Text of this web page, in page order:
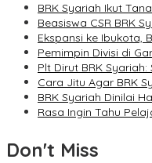
BRK Syariah Ikut
Beasiswa CSR BRK
Ekspansi ke Ibukota,
Pemimpin Divisi di
Plt Dirut BRK
Cara Jitu Agar BRK
BRK Syariah Dinilai
Rasa Ingin Tahu
Don't Miss